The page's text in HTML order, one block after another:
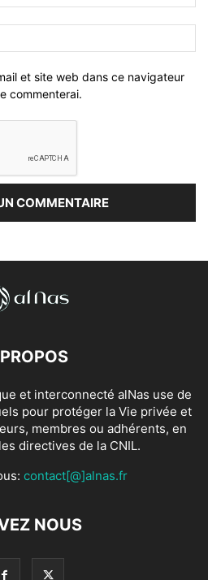
et site web dans ce navigateur
commenterai.
et interconnecté alNas use de
pour protéger la Vie privée et
membres ou adhérents, en
directives de la CNIL.
contact[@]alnas.fr
NOUS